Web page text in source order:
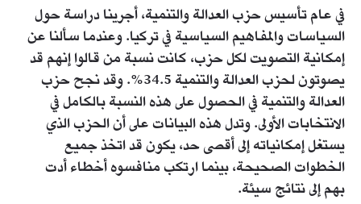
في عام تأسيس حزب العدالة والتنمية، أجرينا دراسة حول
السياسات والمفاهيم السياسية في تركيا. وعندما سألنا عن
إمكانية التصويت لكل حزب، كانت نسبة من قالوا إنهم قد
يصوتون لحزب العدالة والتنمية 34.5%. وقد نجح حزب
العدالة والتنمية في الحصول على هذه النسبة بالكامل في
الانتخابات الأولى. وتدل هذه البيانات على أن الحزب الذي
يستغل إمكانياته إلى أقصى حد، يكون قد اتخذ جميع
الخطوات الصحيحة، بينما ارتكب منافسوه أخطاء أدت
بهم إلى نتائج سيئة.